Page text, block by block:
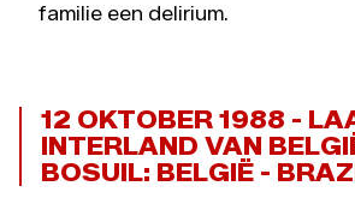
familie een delirium.
12 OKTOBER 1988 -
INTERLAND VAN
BOSUIL: BELGIË -